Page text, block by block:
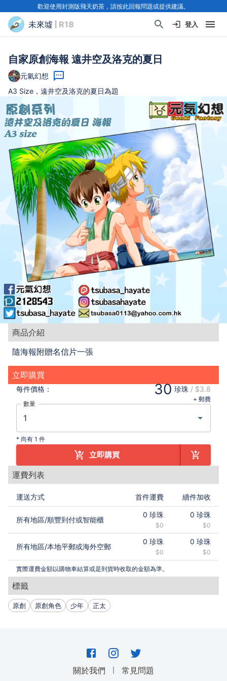
歡迎使用封測版飛天奶茶，請按此回報問題或提供建議。
未來墟 | R18 登入
自家原創海報 遠井空及洛克的夏日
元氣幻想
A3 Size，遠井空及洛克的夏日為題
商品介紹
隨海報附贈名信片一張
立即購買
每件價格： 30 珍珠 / $3.8
+ 郵費
數量
* 尚有 1 件
立即購買
運費列表
運送方式 首件運費 續件加收
所有地區/順豐到付或智能櫃
0 珍珠
$0
0 珍珠
$0
所有地區/本地平郵或海外空郵
0 珍珠
$0
0 珍珠
$0
實際運費金額以購物車結算或是到貨時收取的金額為準。
標籤
原創 原創角色 少年 正太
關於我們 ｜ 常見問題